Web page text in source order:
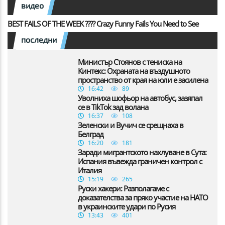
видео
BEST FAILS OF THE WEEK ???? Crazy Funny Fails You Need to See
последни
Министър Стоянов с тениска на
Кинтекс: Охраната на въздушното
пространство от края на юли е засилена
16:42 89
Уволниха шофьор на автобус, зазяпал
се в TikTok зад волана
16:37 108
Зеленски и Вучич се срещнаха в
Белград
16:20 181
Заради мигрантското нахлуване в Сута:
Испания въвежда граничен контрол с
Италия
15:19 265
Руски хакери: Разполагаме с
доказателства за пряко участие на НАТО
в украинските удари по Русия
13:43 401